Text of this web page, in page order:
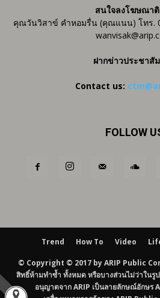
สนใจลงโฆษณา
คุณวันวิสาข์ คำหอมรื่น (คุณแนน) โทร.
ฝากข่าวประชาสั
Contact us:
FOLLOW
Trend How To Video
© Copyright © 2017 by ARIP Public
สิทธิ์ห้ามทำซ้ำ ทั้งหมด หรือบางส่วนไม่ว่าในรู
อนุญาตจาก ARIP เป็นลายลักษณ์อักษร